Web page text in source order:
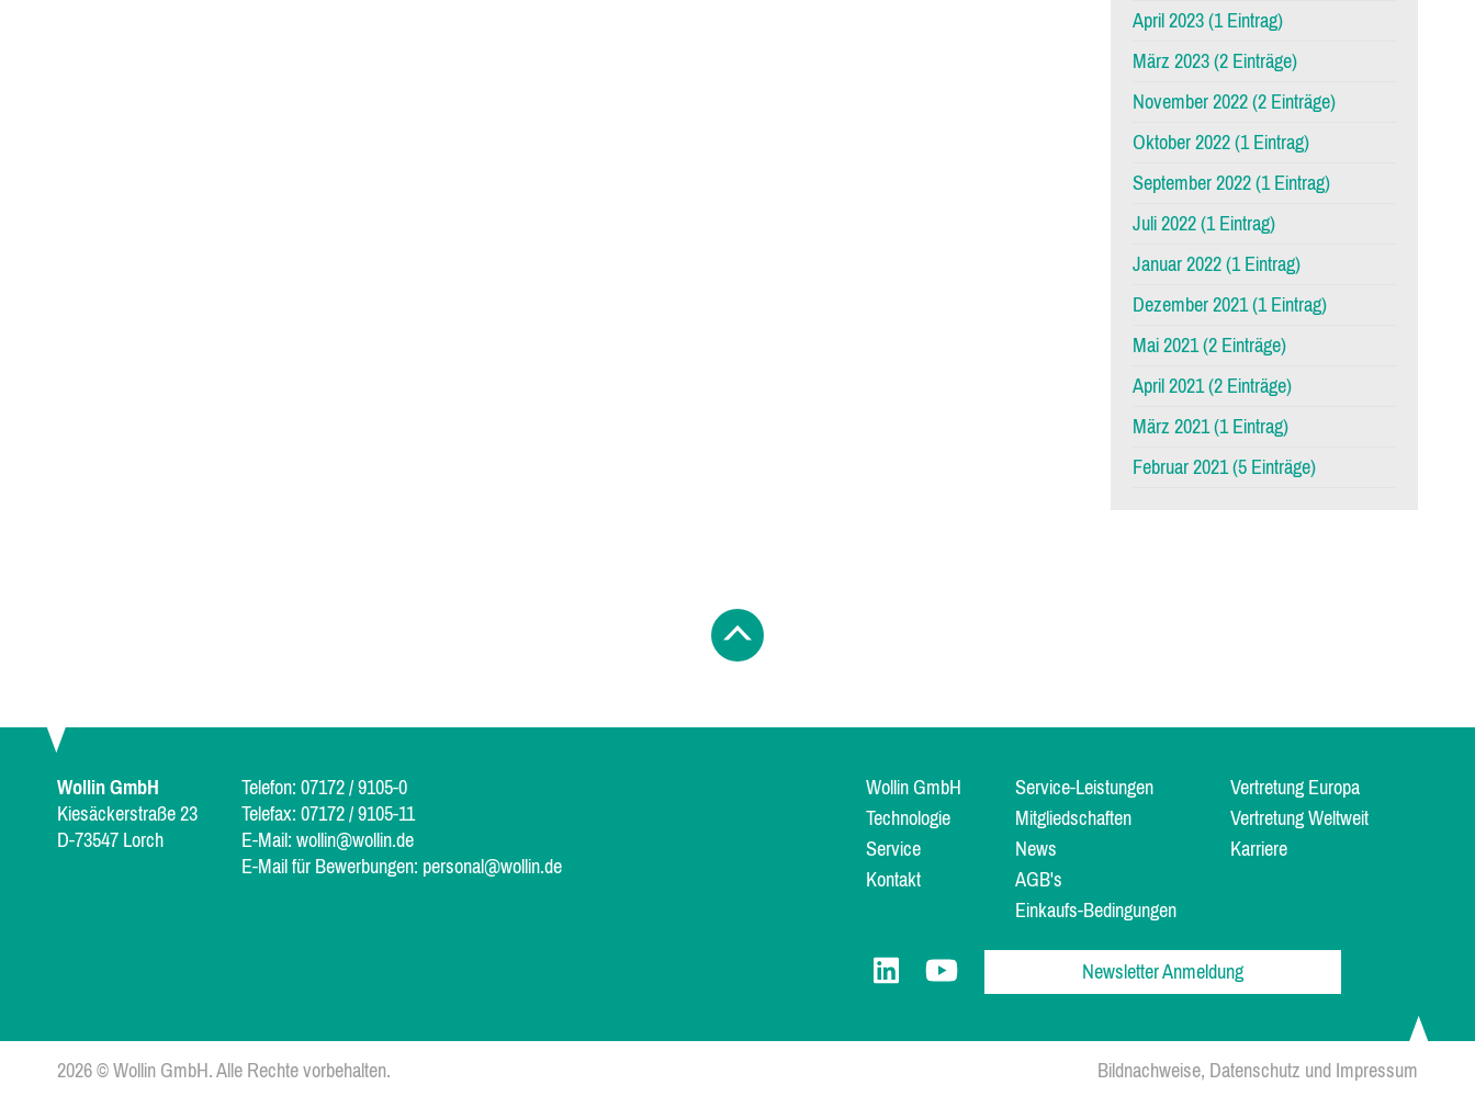
April 2023 (1 Eintrag)
März 2023 (2 Einträge)
November 2022 (2 Einträge)
Oktober 2022 (1 Eintrag)
September 2022 (1 Eintrag)
Juli 2022 (1 Eintrag)
Januar 2022 (1 Eintrag)
Dezember 2021 (1 Eintrag)
Mai 2021 (2 Einträge)
April 2021 (2 Einträge)
März 2021 (1 Eintrag)
Februar 2021 (5 Einträge)
Wollin GmbH
Kiesäckerstraße 23
D-73547 Lorch
Telefon: 07172 / 9105-0
Telefax: 07172 / 9105-11
E-Mail:wollin@wollin.de
E-Mail für Bewerbungen:personal@wollin.de
Wollin GmbH
Technologie
Service
Kontakt
Service-Leistungen
Mitgliedschaften
News
AGB's
Einkaufs-Bedingungen
Vertretung Europa
Vertretung Weltweit
Karriere
Newsletter Anmeldung
2026 © Wollin GmbH. Alle Rechte vorbehalten. Bildnachweise,DatenschutzundImpressum